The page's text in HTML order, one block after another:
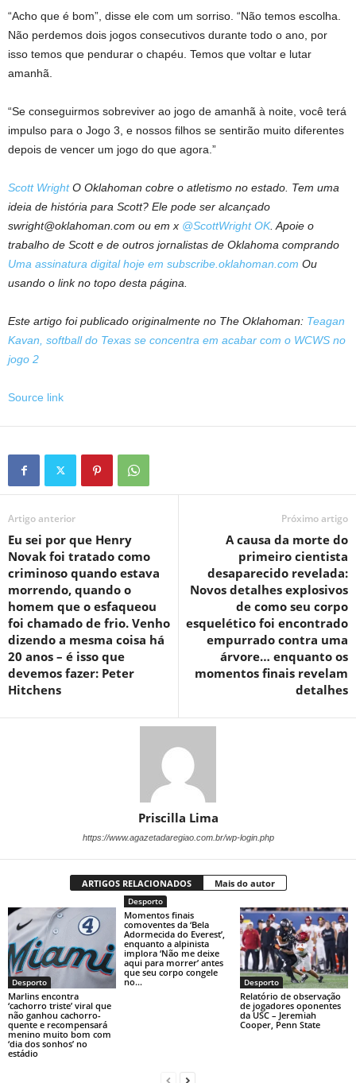
“Acho que é bom”, disse ele com um sorriso. “Não temos escolha.
Não perdemos dois jogos consecutivos durante todo o ano, por
isso temos que pendurar o chapéu. Temos que voltar e lutar
amanhã.
“Se conseguirmos sobreviver ao jogo de amanhã à noite, você terá
impulso para o Jogo 3, e nossos filhos se sentirão muito diferentes
depois de vencer um jogo do que agora.”
Scott WrightO Oklahoman cobre o atletismo no estado. Tem uma
ideia de história para Scott? Ele pode ser alcançado
swright@oklahoman.com ou em x @ScottWright OK. Apoie o
trabalho de Scott e de outros jornalistas de Oklahoma comprando
Uma assinatura digital hoje em subscribe.oklahoman.com Ou
usando o link no topo desta página.
Este artigo foi publicado originalmente no The Oklahoman: Teagan
Kavan, softball do Texas se concentra em acabar com o WCWS no
jogo 2
Source link
Artigo anterior
Eu sei por que Henry
Novak foi tratado como
criminoso quando estava
morrendo, quando o
homem que o esfaqueou
foi chamado de frio. Venho
dizendo a mesma coisa há
20 anos – é isso que
devemos fazer: Peter
Hitchens
Próximo artigo
A causa da morte do
primeiro cientista
desaparecido revelada:
Novos detalhes explosivos
de como seu corpo
esquelético foi encontrado
empurrado contra uma
árvore… enquanto os
momentos finais revelam
detalhes
Priscilla Lima
https://www.agazetadaregiao.com.br/wp-login.php
ARTIGOS RELACIONADOS Mais do autor
Desporto
Marlins encontra
‘cachorro triste’ viral que
não ganhou cachorro-
quente e recompensará
menino muito bom com
‘dia dos sonhos’ no
estádio
Desporto
Momentos finais
comoventes da ‘Bela
Adormecida do Everest’,
enquanto a alpinista
implora ‘Não me deixe
aqui para morrer’ antes
que seu corpo congele
no...
Desporto
Relatório de observação
de jogadores oponentes
da USC – Jeremiah
Cooper, Penn State